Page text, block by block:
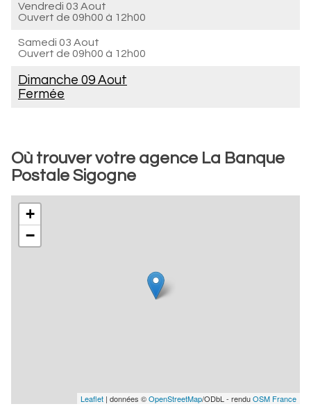
Vendredi 03 Aout
Ouvert de 09h00 à 12h00
Samedi 03 Aout
Ouvert de 09h00 à 12h00
Dimanche 09 Aout
Fermée
Où trouver votre agence La Banque
Postale Sigogne
+
−
Leaflet | données ©OpenStreetMap/ODbL - renduOSM France